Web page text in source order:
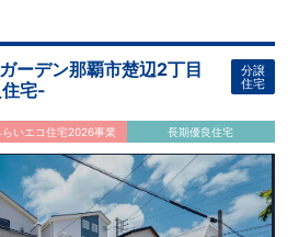
いに協力しあい、最良のプランを提供
抑えることで、コストダウンに努めて
が定めた耐震等級で最高の3を取得。
、｢数百年に一度発生する地震に対し
という基準から、さらに1.5倍の耐震
引渡しからが本当のお付き合いだと考
外部の業者に委託せず、東栄住宅グル
ス株式会社」にて責任をもって対応い
い特設サイトはこちら
ーデン那覇市楚辺2丁目
宅-
分譲
住宅
らいエコ住宅2026事業 長期優良住宅